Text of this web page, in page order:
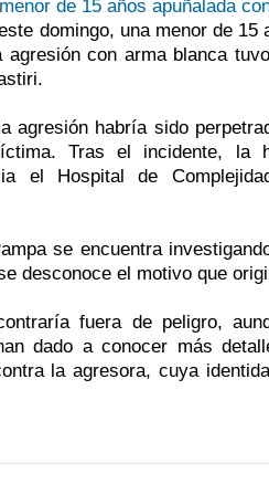
domingo, una menor de
agresión con arma blanca
agresión habría sido
Tras el incidente, la
el Hospital de
se encuentra
desconoce el motivo que
fuera de peligro,
dado a conocer más
la agresora, cuya